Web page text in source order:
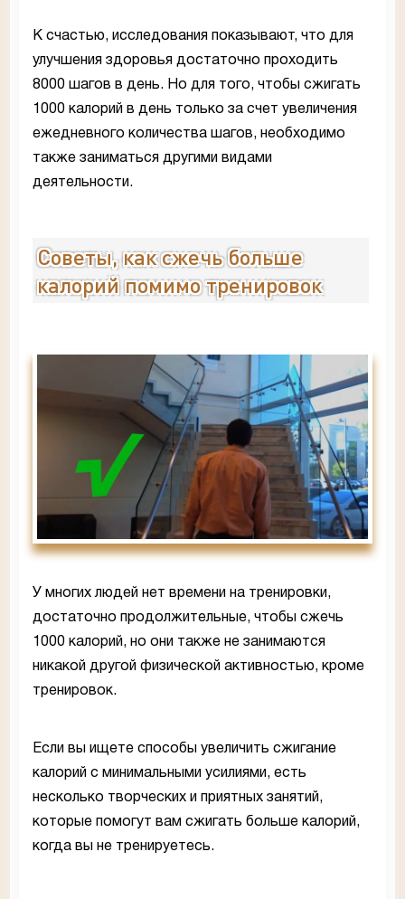
К счастью, исследования показывают, что для
улучшения здоровья достаточно проходить
8000 шагов в день. Но для того, чтобы сжигать
1000 калорий в день только за счет увеличения
ежедневного количества шагов, необходимо
также заниматься другими видами
деятельности.
Советы, как сжечь больше
калорий помимо тренировок
У многих людей нет времени на тренировки,
достаточно продолжительные, чтобы сжечь
1000 калорий, но они также не занимаются
никакой другой физической активностью, кроме
тренировок.
Если вы ищете способы увеличить сжигание
калорий с минимальными усилиями, есть
несколько творческих и приятных занятий,
которые помогут вам сжигать больше калорий,
когда вы не тренируетесь.